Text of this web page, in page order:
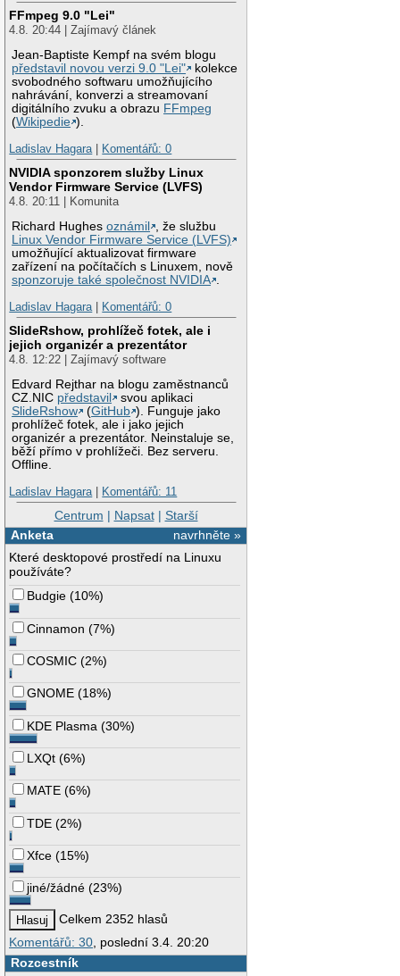
FFmpeg 9.0 "Lei"
4.8. 20:44 | Zajímavý článek
Jean-Baptiste Kempf na svém blogu
představil novou verzi 9.0 "Lei"
kolekce
svobodného softwaru umožňujícího
nahrávání, konverzi a streamovaní
digitálního zvuku a obrazu FFmpeg
(Wikipedie ).
Ladislav Hagara| Komentářů: 0
NVIDIA sponzorem služby Linux
Vendor Firmware Service (LVFS)
4.8. 20:11 | Komunita
Richard Hughesoznámil
, že službu
Linux Vendor Firmware Service (LVFS)
umožňující aktualizovat firmware
zařízení na počítačích s Linuxem, nově
sponzoruje také společnost NVIDIA .
Ladislav Hagara| Komentářů: 0
SlideRshow, prohlížeč fotek, ale i
jejich organizér a prezentátor
4.8. 12:22 | Zajímavý software
Edvard Rejthar na blogu zaměstnanců
CZ.NIC představil
svou aplikaci
SlideRshow
(GitHub ). Funguje jako
prohlížeč fotek, ale i jako jejich
organizér a prezentátor. Neinstaluje se,
běží přímo v prohlížeči. Bez serveru.
Offline.
Ladislav Hagara| Komentářů: 11
Centrum | Napsat| Starší
navrhněte »
Anketa
Které desktopové prostředí na Linuxu
používáte?
Budgie (10%)
Cinnamon (7%)
COSMIC (2%)
GNOME (18%)
KDE Plasma (30%)
LXQt (6%)
MATE (6%)
TDE (2%)
Xfce (15%)
jiné/žádné (23%)
Celkem 2352 hlasů
Komentářů: 30 , poslední 3.4. 20:20
Rozcestník